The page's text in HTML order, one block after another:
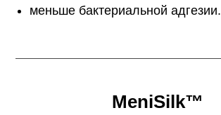
меньше бактериальной адгезии.
MeniSilk™